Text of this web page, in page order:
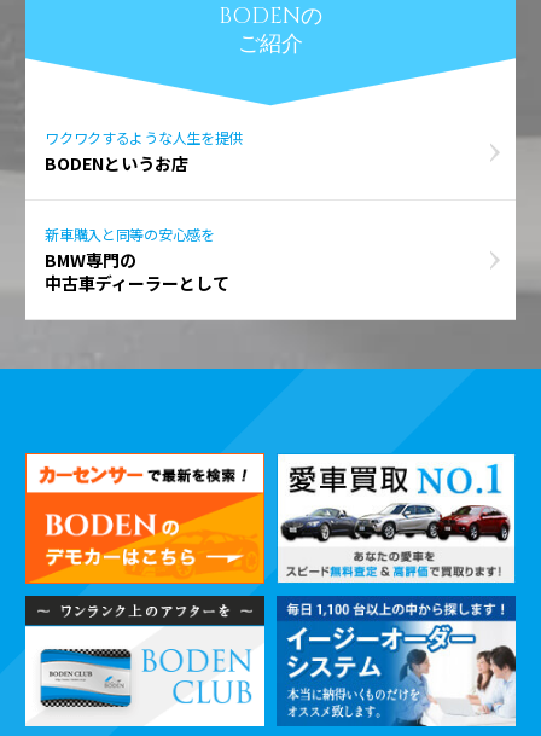
BODENの
ご紹介
ワクワクするような人生を提供
BODENというお店
新車購入と同等の安心感を
BMW専門の
中古車ディーラーとして